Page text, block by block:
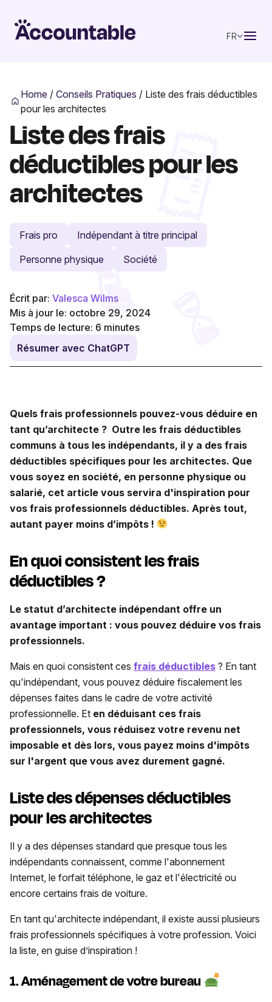
FR
Home / Conseils Pratiques / Liste des frais déductibles
pour les architectes
Liste des frais
déductibles pour les
architectes
Frais pro
Indépendant à titre principal
Personne physique
Société
Écrit par: Valesca Wilms
Mis à jour le: octobre 29, 2024
Temps de lecture: 6 minutes
Résumer avec ChatGPT
Quels frais professionnels pouvez-vous déduire en
tant qu’architecte ? Outre les frais déductibles
communs à tous les indépendants, il y a des frais
déductibles spécifiques pour les architectes. Que
vous soyez en société, en personne physique ou
salarié, cet article vous servira d'inspiration pour
vos frais professionnels déductibles. Après tout,
autant payer moins d’impôts !
En quoi consistent les frais
déductibles ?
Le statut d’architecte indépendant offre un
avantage important : vous pouvez déduire vos frais
professionnels.
Mais en quoi consistent ces frais déductibles ? En tant
qu'indépendant, vous pouvez déduire fiscalement les
dépenses faites dans le cadre de votre activité
professionnelle. Et en déduisant ces frais
professionnels, vous réduisez votre revenu net
imposable et dès lors, vous payez moins d'impôts
sur l'argent que vous avez durement gagné.
Liste des dépenses déductibles
pour les architectes
Il y a des dépenses standard que presque tous les
indépendants connaissent, comme l'abonnement
Internet, le forfait téléphone, le gaz et l'électricité ou
encore certains frais de voiture.
En tant qu'architecte indépendant, il existe aussi plusieurs
frais professionnels spécifiques à votre profession. Voici
la liste, en guise d’inspiration !
1. Aménagement de votre bureau